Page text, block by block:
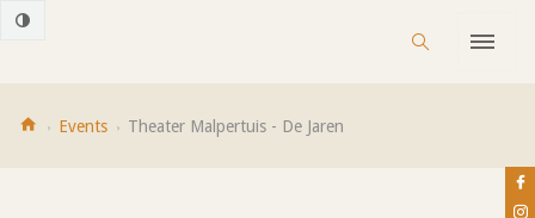
NaarCultuurhuis
Helchteren
MENU
Zoeken
Home
Events Theater Malpertuis - De Jaren